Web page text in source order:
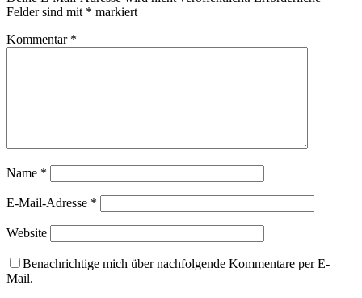
Felder sind mit * markiert
Kommentar *
Name *
E-Mail-Adresse *
Website
Benachrichtige mich über nachfolgende Kommentare per E-
Mail.